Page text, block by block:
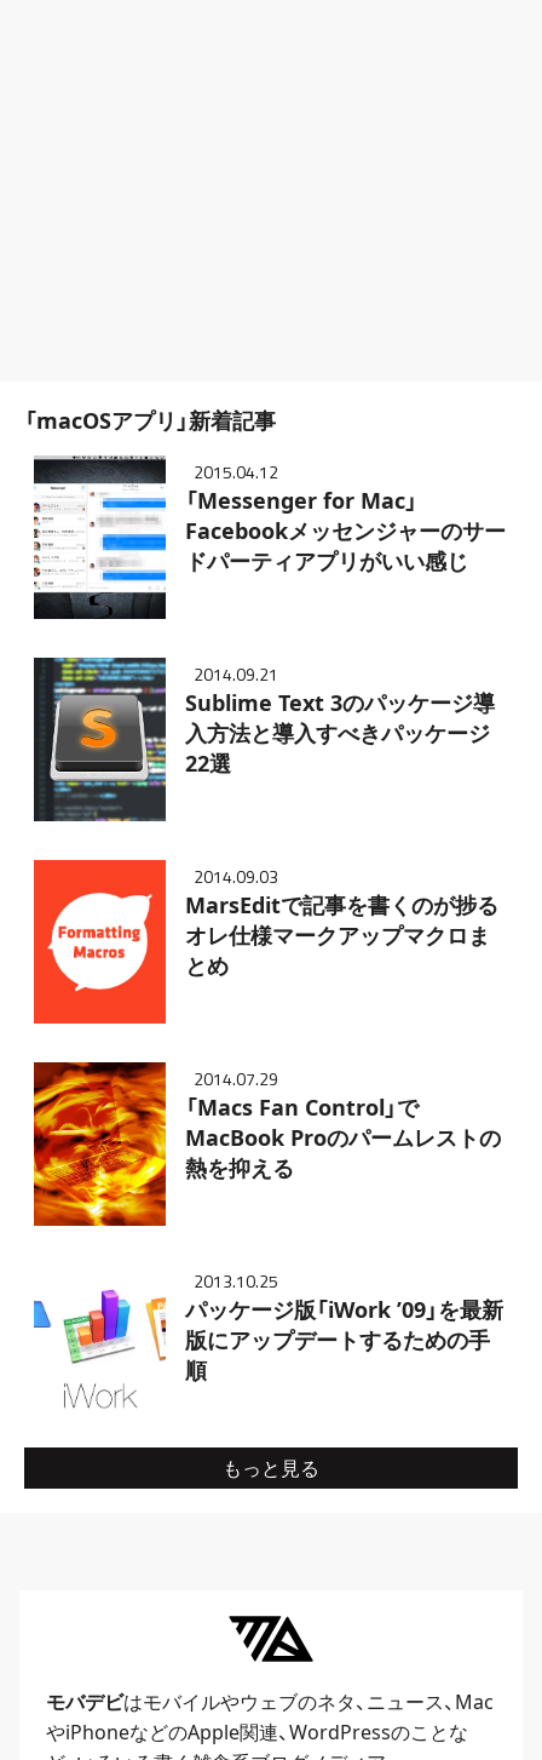
「macOSアプリ」新着記事
2015.04.12
「Messenger for Mac」
Facebookメッセンジャーのサー
ドパーティアプリがいい感じ
2014.09.21
Sublime Text 3のパッケージ導
入方法と導入すべきパッケージ
22選
2014.09.03
MarsEditで記事を書くのが捗る
オレ仕様マークアップマクロま
とめ
2014.07.29
「Macs Fan Control」で
MacBook Proのパームレストの
熱を抑える
2013.10.25
パッケージ版「iWork ’09」を最新
版にアップデートするための手
順
もっと見る
モバデビはモバイルやウェブのネタ、 ニュース、 Mac
やiPhoneなどのApple関連、WordPressのことな